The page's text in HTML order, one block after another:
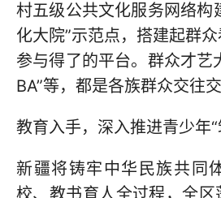
村五级公共文化服务网络构
化大院”示范点，搭建起群众
参与得了的平台。群众才艺
BA”等，都是各族群众交往
教育入手，深入推进青少
新疆将铸牢中华民族共同
校、教书育人全过程，全